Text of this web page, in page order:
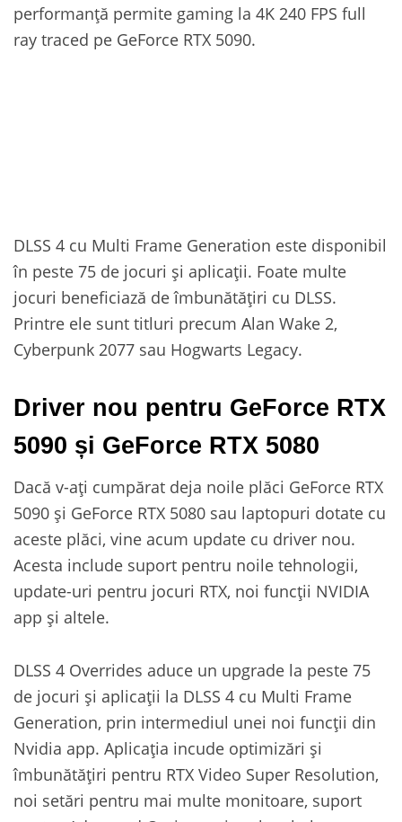
performanță permite gaming la 4K 240 FPS full
ray traced pe GeForce RTX 5090.
DLSS 4 cu Multi Frame Generation este disponibil
în peste 75 de jocuri și aplicații. Foate multe
jocuri beneficiază de îmbunătățiri cu DLSS.
Printre ele sunt titluri precum Alan Wake 2,
Cyberpunk 2077 sau Hogwarts Legacy.
Driver nou pentru GeForce RTX
5090 și GeForce RTX 5080
Dacă v-ați cumpărat deja noile plăci GeForce RTX
5090 și GeForce RTX 5080 sau laptopuri dotate cu
aceste plăci, vine acum update cu driver nou.
Acesta include suport pentru noile tehnologii,
update-uri pentru jocuri RTX, noi funcții NVIDIA
app și altele.
DLSS 4 Overrides aduce un upgrade la peste 75
de jocuri și aplicații la DLSS 4 cu Multi Frame
Generation, prin intermediul unei noi funcții din
Nvidia app. Aplicația incude optimizări și
îmbunătățiri pentru RTX Video Super Resolution,
noi setări pentru mai multe monitoare, suport